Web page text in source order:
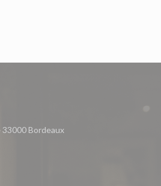
Bordeaux((新しいウィンドウで開